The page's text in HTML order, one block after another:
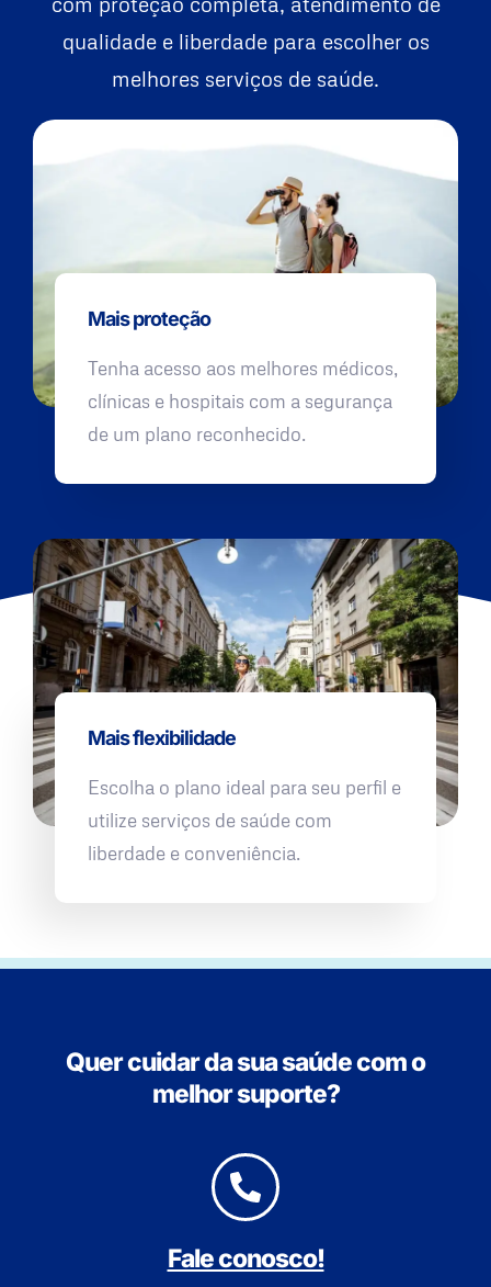
qualidade e liberdade para escolher os
melhores serviços de saúde.
Mais proteção
Tenha acesso aos melhores médicos,
clínicas e hospitais com a segurança
de um plano reconhecido.
Mais flexibilidade
Escolha o plano ideal para seu perfil e
utilize serviços de saúde com
liberdade e conveniência.
Quer cuidar da sua saúde com o
melhor suporte?
Fale conosco!